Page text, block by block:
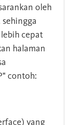
oleh
cepat
halaman
contoh:
yang